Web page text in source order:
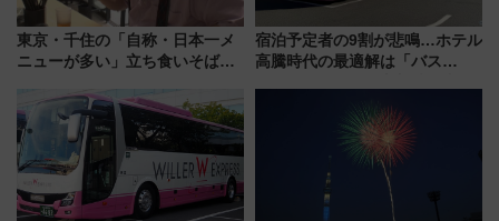
東京・千住の「自称・日本一メ
ニューが多い」立ち食いそば屋
地のふらっと立ち食いそば』
7/27夜10時～放送
宿泊予定者の9割が悲鳴…ホテル
高騰時代の最適解は「バス
した、推し活遠征や観光時のリ
アルな懐事情